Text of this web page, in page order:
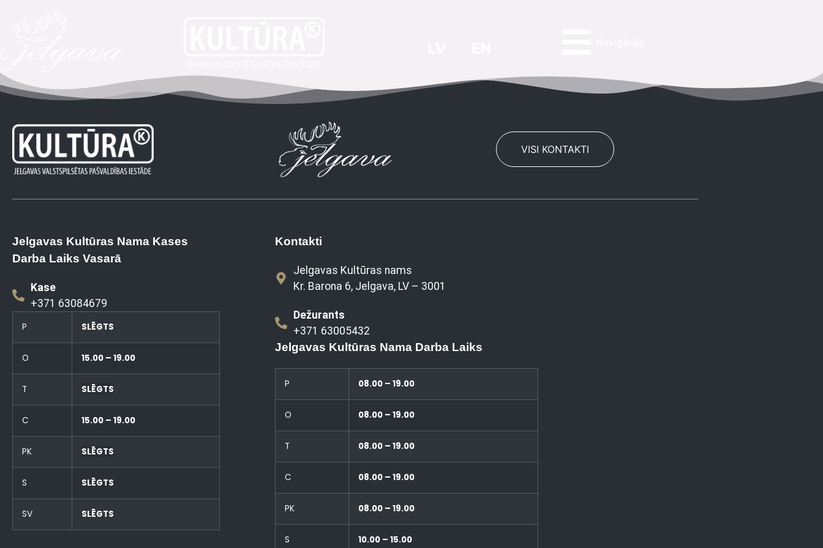
VISI KONTAKTI
Jelgavas Kultūras Nama Kases
Darba Laiks Vasarā
Kase
+371 63084679
P SLĒGTS
O 15.00 – 19.00
T SLĒGTS
C 15.00 – 19.00
PK SLĒGTS
S SLĒGTS
SV SLĒGTS
Kontakti
Jelgavas Kultūras nams
Kr. Barona 6, Jelgava, LV – 3001
Dežurants
+371 63005432
Jelgavas Kultūras Nama Darba Laiks
P 08.00 – 19.00
O 08.00 – 19.00
T 08.00 – 19.00
C 08.00 – 19.00
PK 08.00 – 19.00
S 10.00 – 15.00